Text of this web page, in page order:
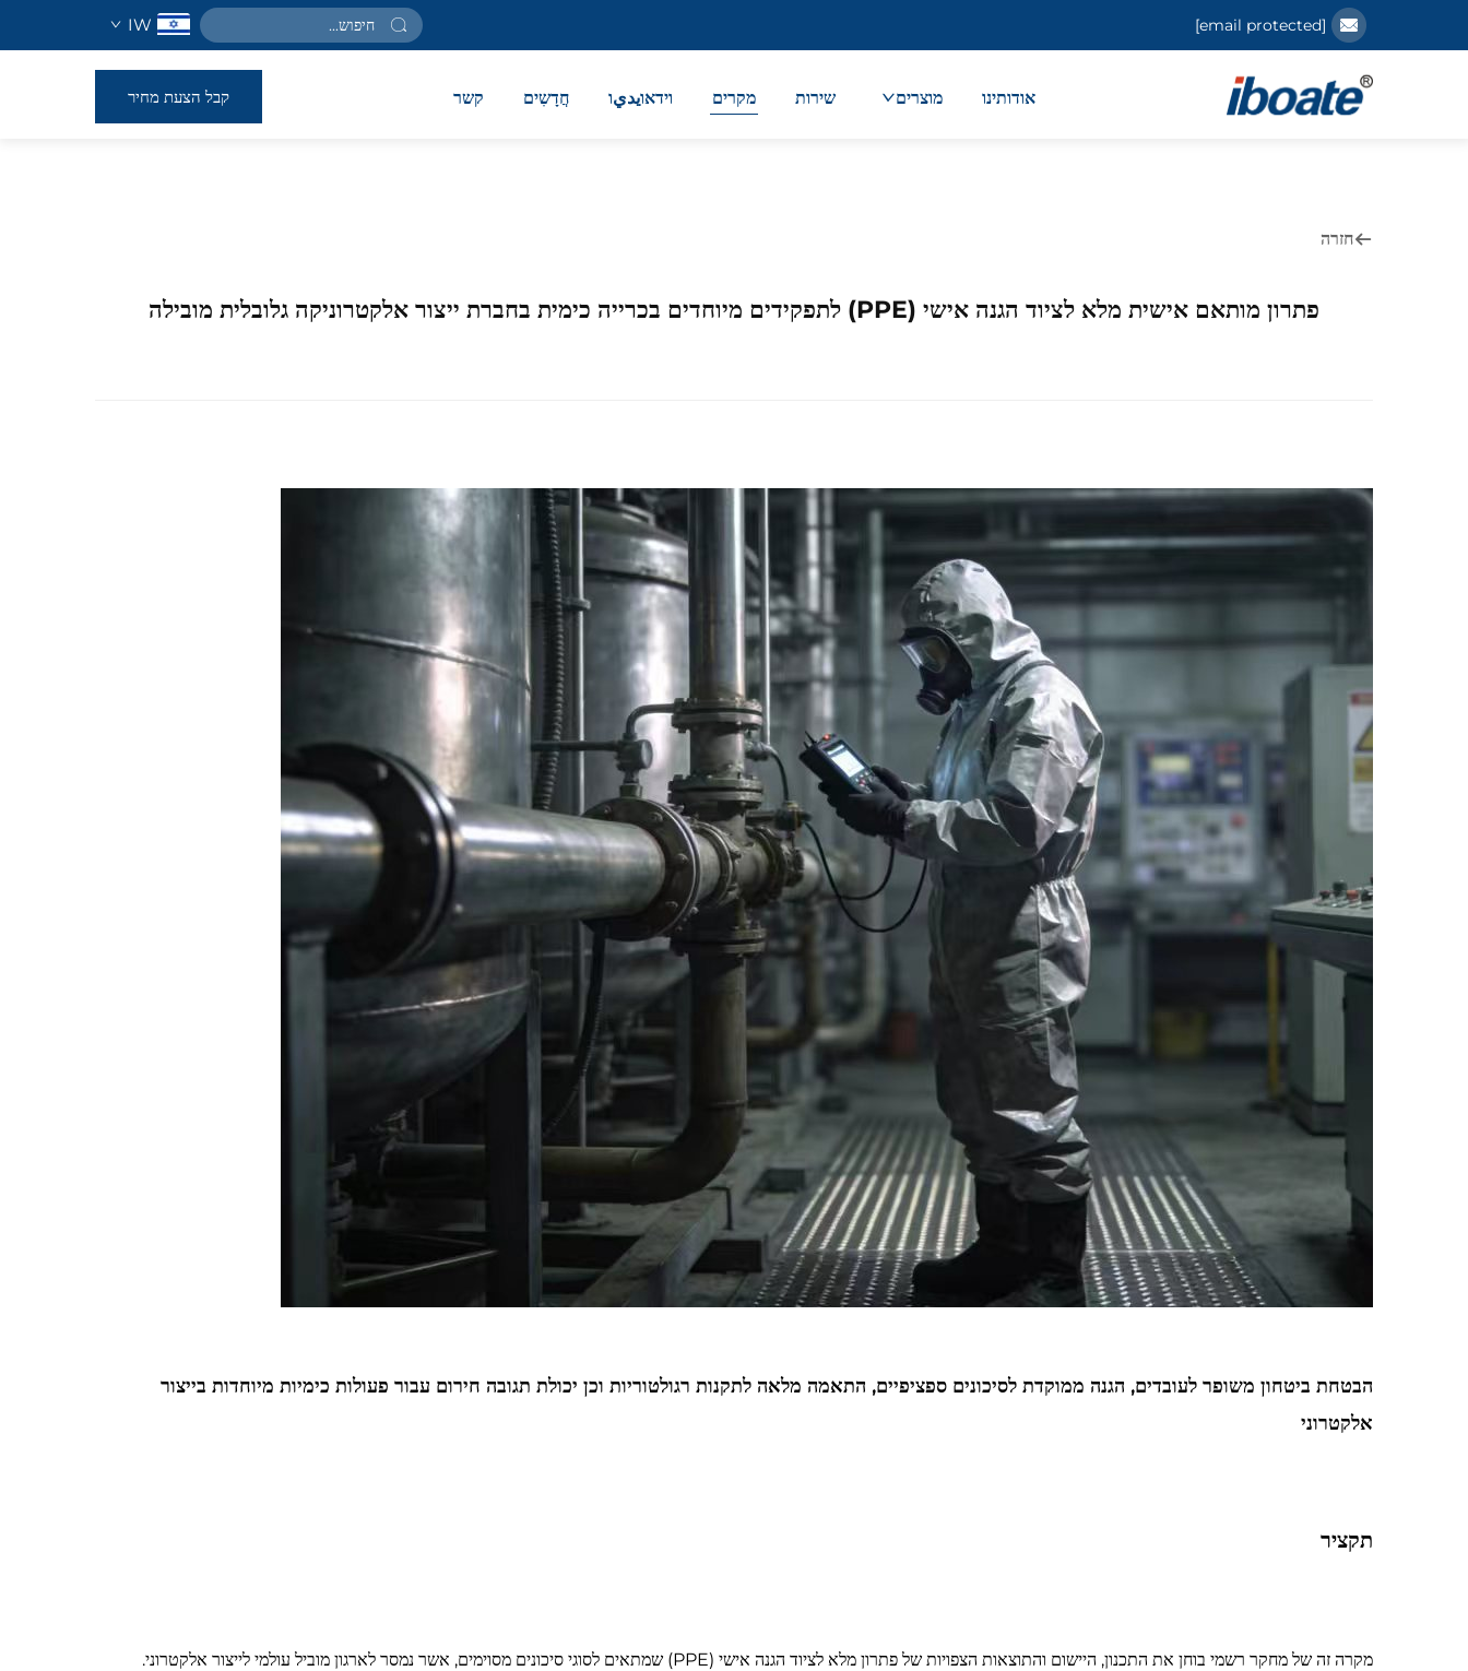
[email protected]
IW
אודותינו מוצרים שירות מקרים וידאוيديו חֲדָשִים קשר קבל הצעת מחיר
חזרה
פתרון מותאם אישית מלא לציוד הגנה אישי (PPE) לתפקידים מיוחדים בכרייה כימית בחברת ייצור אלקטרוניקה גלובלית מובילה
הבטחת ביטחון משופר לעובדים, הגנה ממוקדת לסיכונים ספציפיים, התאמה מלאה לתקנות רגולטוריות וכן יכולת תגובה חירום עבור פעולות כימיות מיוחדות בייצור
אלקטרוני
תקציר
מקרה זה של מחקר רשמי בוחן את התכנון, היישום והתוצאות הצפויות של פתרון מלא לציוד הגנה אישי (PPE) שמתאים לסוגי סיכונים מסוימים, אשר נמסר לארגון מוביל עולמי לייצור אלקטרוני.